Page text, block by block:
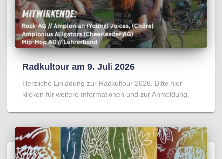
Radkultour am 9. Juli 2026
Herzliche Einladung zur Radkultour 2026. Bitte hier
klicken für weitere Informationen und zur Anmeldung.